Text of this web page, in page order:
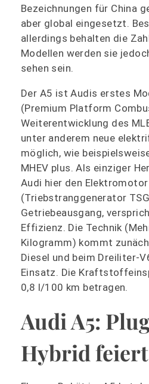
Bezeichnungen für China
aber global eingesetzt.
allerdings behalten die
Modellen werden sie
sehen sein.
Der A5 ist Audis erstes
(Premium Platform
Weiterentwicklung des
unter anderem neue
möglich, wie
MHEV plus. Als einziger
Audi hier den Elektromotor
(Triebstranggenerator
Getriebeausgang,
Effizienz. Die Technik
Kilogramm) kommt
Diesel und beim Dreiliter-
Einsatz. Die
0,8 l/100 km betragen.
Audi A5:
Hybrid